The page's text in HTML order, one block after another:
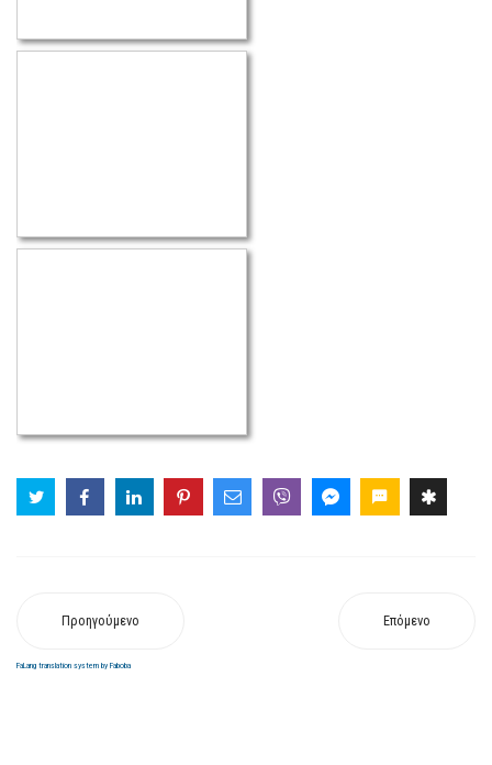
Προηγούμενο Επόμενο
FaLang translation system by Faboba